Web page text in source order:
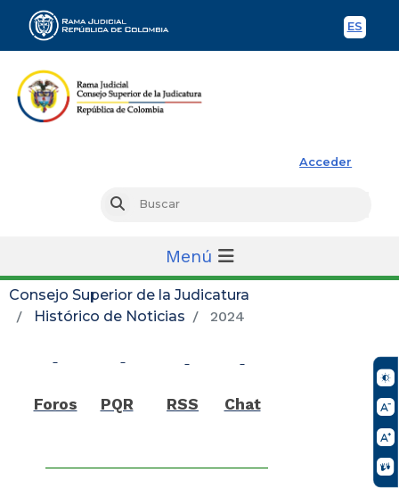
ES
Acceder
Buscar
Menú
Consejo Superior de la Judicatura
Histórico de Noticias
2024
Foros PQR RSS Chat